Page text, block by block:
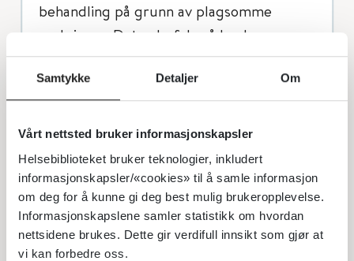
Samtykke Detaljer Om
Vårt nettsted bruker informasjonskapsler
Helsebiblioteket bruker teknologier, inkludert
informasjonskapsler/«cookies» til å samle informasjon
om deg for å kunne gi deg best mulig brukeropplevelse.
Informasjonskapslene samler statistikk om hvordan
nettsidene brukes. Dette gir verdifull innsikt som gjør at
vi kan forbedre oss.
behandling på grunn av plagsomme
reaksjoner. Det anbefales å bruke
perorale antihistaminer i oppstartfasen
for å redusere plager forbundet med
lokale allergiske reaksjoner.
Antihistaminer kan seponeres når
pasienten ikke lenger har slike plager.
Ytterligere tiltak kan være å spytte ut
allerede etter 30 sekunder, skylle
munnen og spytte ut igjen. Så gradvis øke
eksponeringstiden.